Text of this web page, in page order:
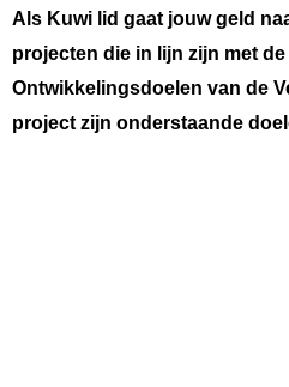
Als Kuwi lid gaat jouw geld
projecten die in lijn zijn met
Ontwikkelingsdoelen van de
project zijn onderstaande